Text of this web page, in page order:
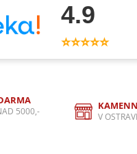
4.9
⭐⭐⭐⭐⭐
5000,-
V